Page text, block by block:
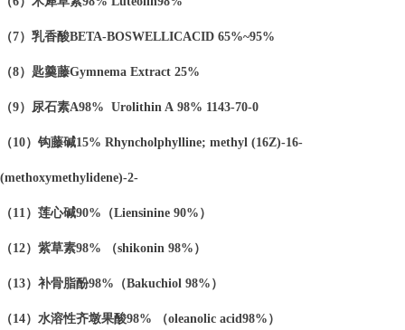
（7）乳香酸BETA-BOSWELLICACID 65%~95%
（8）匙羹藤Gymnema Extract 25%
（9）尿石素A98% Urolithin A 98% 1143-70-0
（10）钩藤碱15% Rhyncholphylline; methyl (16Z)-16-
(methoxymethylidene)-2-
（11）莲心碱90%（Liensinine 90%）
（12）紫草素98% （shikonin 98%）
（13）补骨脂酚98%（Bakuchiol 98%）
（14）水溶性齐墩果酸98% （oleanolic acid98%）